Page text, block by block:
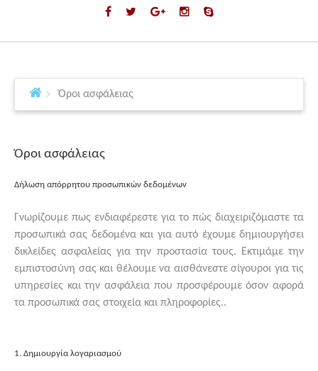
Όροι ασφάλειας
Όροι ασφάλειας
Δήλωση απόρρητου προσωπικών δεδομένων
Γνωρίζουμε πως ενδιαφέρεστε για το πώς διαχειριζόμαστε τα
προσωπικά σας δεδομένα και για αυτό έχουμε δημιουργήσει
δικλείδες ασφαλείας για την προστασία τους. Εκτιμάμε την
εμπιστοσύνη σας και θέλουμε να αισθάνεστε σίγουροι για τις
υπηρεσίες και την ασφάλεια που προσφέρουμε όσον αφορά
τα προσωπικά σας στοιχεία και πληροφορίες..
1. Δημιουργία λογαριασμού